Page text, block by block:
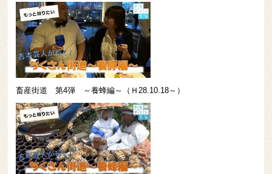
畜産街道 第4弾 ～養蜂編～（Ｈ28.10.18～）